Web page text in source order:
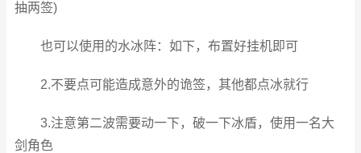
抽两签)
也可以使用的水冰阵：如下，布置好挂机即可
2.不要点可能造成意外的诡签，其他都点冰就行
3.注意第二波需要动一下，破一下冰盾，使用一名大
剑角色